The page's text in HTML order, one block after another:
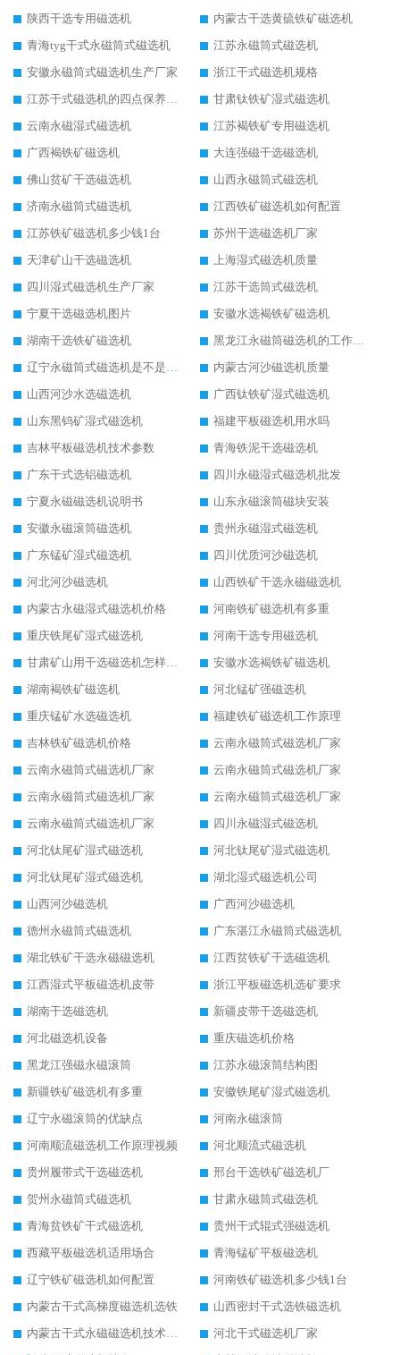
陕西干选专用磁选机
内蒙古干选黄硫铁矿磁选机
青海tyg干式永磁筒式磁选机
江苏永磁筒式磁选机
安徽永磁筒式磁选机生产厂家
浙江干式磁选机规格
江苏干式磁选机的四点保养秘籍
甘肃钛铁矿湿式磁选机
云南永磁湿式磁选机
江苏褐铁矿专用磁选机
广西褐铁矿磁选机
大连强磁干选磁选机
佛山贫矿干选磁选机
山西永磁筒式磁选机
济南永磁筒式磁选机
江西铁矿磁选机如何配置
江苏铁矿磁选机多少钱1台
苏州干选磁选机厂家
天津矿山干选磁选机
上海湿式磁选机质量
四川湿式磁选机生产厂家
江苏干选筒式磁选机
宁夏干选磁选机图片
安徽水选褐铁矿磁选机
湖南干选铁矿磁选机
黑龙江永磁筒磁选机的工作原理
辽宁永磁筒式磁选机是不是强磁
内蒙古河沙磁选机质量
山西河沙水选磁选机
广西钛铁矿湿式磁选机
山东黑钨矿湿式磁选机
福建平板磁选机用水吗
吉林平板磁选机技术参数
青海铁泥干选磁选机
广东干式选铝磁选机
四川永磁湿式磁选机批发
宁夏永磁磁选机说明书
山东永磁滚筒磁块安装
安徽永磁滚筒磁选机
贵州永磁湿式磁选机
广东锰矿湿式磁选机
四川优质河沙磁选机
河北河沙磁选机
山西铁矿干选永磁磁选机
内蒙古永磁湿式磁选机价格
河南铁矿磁选机有多重
重庆铁尾矿湿式磁选机
河南干选专用磁选机
甘肃矿山用干选磁选机怎样调磁
安徽水选褐铁矿磁选机
湖南褐铁矿磁选机
河北锰矿强磁选机
重庆锰矿水选磁选机
福建铁矿磁选机工作原理
吉林铁矿磁选机价格
云南永磁筒式磁选机厂家
云南永磁筒式磁选机厂家
云南永磁筒式磁选机厂家
云南永磁筒式磁选机厂家
云南永磁筒式磁选机厂家
云南永磁筒式磁选机厂家
四川永磁湿式磁选机
河北钛尾矿湿式磁选机
河北钛尾矿湿式磁选机
河北钛尾矿湿式磁选机
湖北湿式磁选机公司
山西河沙磁选机
广西河沙磁选机
德州永磁筒式磁选机
广东湛江永磁筒式磁选机
湖北铁矿干选永磁磁选机
江西贫铁矿干选磁选机
江西湿式平板磁选机皮带
浙江平板磁选机选矿要求
湖南干选磁选机
新疆皮带干选磁选机
河北磁选机设备
重庆磁选机价格
黑龙江强磁永磁滚筒
江苏永磁滚筒结构图
新疆铁矿磁选机有多重
安徽铁尾矿湿式磁选机
辽宁永磁滚筒的优缺点
河南永磁滚筒
河南顺流磁选机工作原理视频
河北顺流式磁选机
贵州履带式干选磁选机
邢台干选铁矿磁选机厂
贺州永磁筒式磁选机
甘肃永磁筒式磁选机
青海贫铁矿干式磁选机
贵州干式辊式强磁选机
西藏平板磁选机适用场合
青海锰矿平板磁选机
辽宁铁矿磁选机如何配置
河南铁矿磁选机多少钱1台
内蒙古干式高梯度磁选机选铁
山西密封干式选铁磁选机
内蒙古干式永磁磁选机技术要求
河北干式磁选机厂家